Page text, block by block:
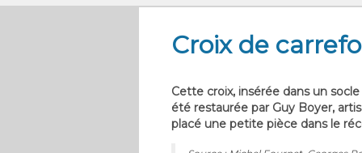
Croix de
Cette croix, insérée dans un
été restaurée par Guy Boyer,
placé une petite pièce dans le